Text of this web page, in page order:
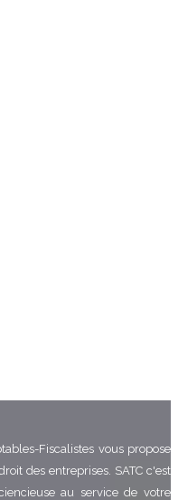
Fiscalistes vous propose
des entreprises. SATC c'est
au service de votre